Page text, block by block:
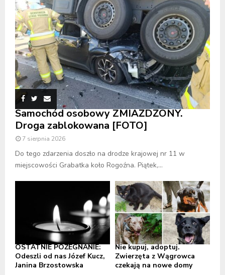
Samochód osobowy ZMIAŻDŻONY.
Droga zablokowana [FOTO]
7 sierpnia 2026
Do tego zdarzenia doszło na drodze krajowej nr 11 w
miejscowości Grabatka koło Rogoźna. Piątek,...
OSTATNIE POŻEGNANIE:
Odeszli od nas Józef Kucz,
Janina Brzostowska
Nie kupuj, adoptuj.
Zwierzęta z Wągrowca
czekają na nowe domy